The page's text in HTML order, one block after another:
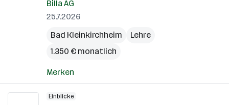
Billa AG
25.7.2026
Bad Kleinkirchheim
Lehre
1.350 € monatlich
Merken
Einblicke